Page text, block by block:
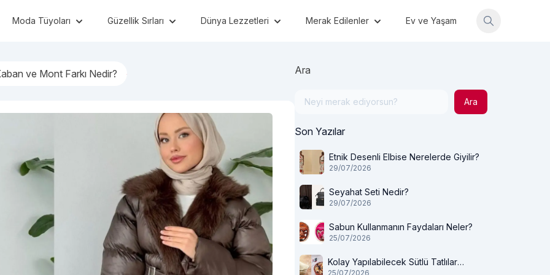
Moda Tüyoları Güzellik Sırları Dünya Lezzetleri Merak Edilenler Ev ve Yaşam
ve Mont Farkı Nedir? Ara
Ara
Son Yazılar
Etnik Desenli Elbise Nerelerde Giyilir?
29/07/2026
Seyahat Seti Nedir?
29/07/2026
Sabun Kullanmanın Faydaları Neler?
25/07/2026
Kolay Yapılabilecek Sütlü Tatlılar
25/07/2026